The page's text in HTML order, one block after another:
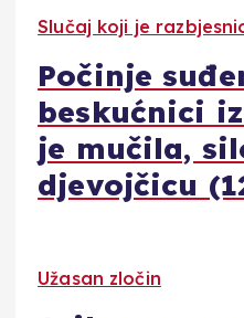
Slučaj koji je
Počinje
beskućnici
je mučila,
djevojčicu
Užasan zločin